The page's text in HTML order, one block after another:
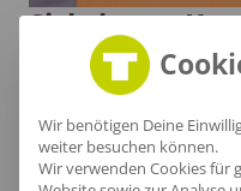
Sichtbarer
Der Nackenbereich
sondern auch
Arbeitslage. Das
Wir benötigen Deine
weiter besuchen können.
Wir verwenden Cookies für